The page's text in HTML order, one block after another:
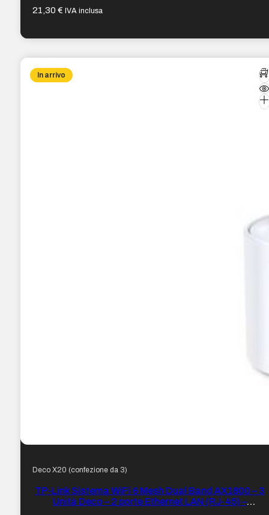
21,30€ IVA inclusa
In arrivo
Deco X20 (confezione da 3)
TP-Link Sistema WiFi 6 Mesh Dual Band AX1800 – 3
Unità Deco – 2 porte Ethernet LAN (RJ-45) –